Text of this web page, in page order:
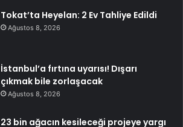
Tokat’ta Heyelan: 2 Ev Tahliye Edildi
Ağustos 8, 2026
İstanbul’a fırtına uyarısı! Dışarı
çıkmak bile zorlaşacak
Ağustos 8, 2026
23 bin ağacın kesileceği projeye yargı